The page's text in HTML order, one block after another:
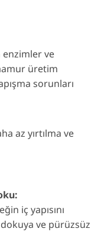
ve
üretim
sorunları
az yırtılma ve
iç yapısını
ve pürüzsüz